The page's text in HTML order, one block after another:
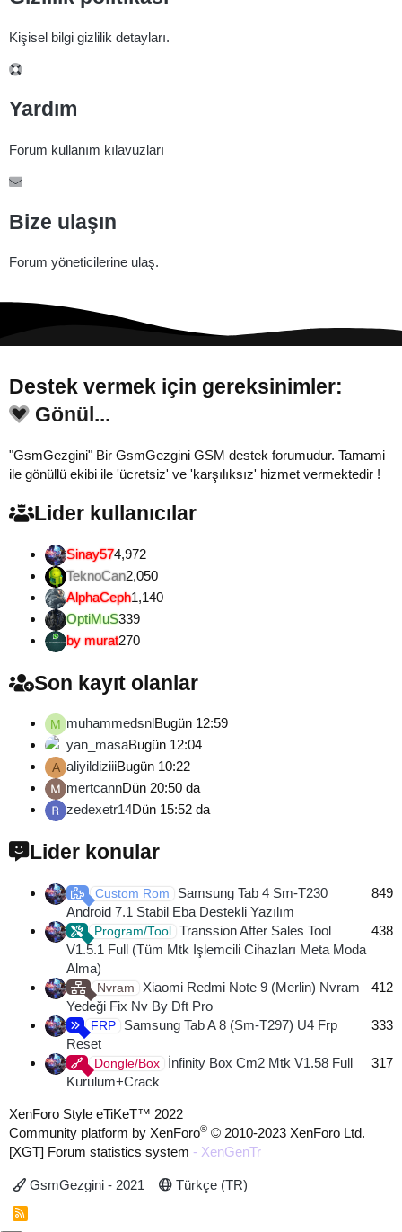
Kişisel bilgi gizlilik detayları.
Yardım
Forum kullanım kılavuzları
Bize ulaşın
Forum yöneticilerine ulaş.
Destek vermek için gereksinimler:
Gönül...
"GsmGezgini" Bir GsmGezgini GSM destek forumudur. Tamami
ile gönüllü ekibi ile 'ücretsiz' ve 'karşılıksız' hizmet vermektedir !
Lider kullanıcılar
Sinay574,972
TeknoCan2,050
AlphaCeph1,140
OptiMuS339
by murat270
Son kayıt olanlar
M muhammedsnl Bugün 12:59
yan_masaBugün 12:04
A aliyildiziiiBugün 10:22
mertcannDün 20:50 da
zedexetr14Dün 15:52 da
Lider konular
Custom Rom
Samsung Tab 4 Sm-T230
Android 7.1 Stabil Eba Destekli Yazılım
849
Program/Tool
Transsion After Sales Tool
V1.5.1 Full (Tüm Mtk Işlemcili Cihazları Meta Moda
Alma)
438
Nvram
Xiaomi Redmi Note 9 (Merlin) Nvram
Yedeği Fix Nv By Dft Pro
412
FRP
Samsung Tab A 8 (Sm-T297) U4 Frp
Reset
333
Dongle/Box
İnfinity Box Cm2 Mtk V1.58 Full
Kurulum+Crack
317
XenForo Style eTiKeT™ 2022
Community platform by XenForo® © 2010-2023 XenForo Ltd.
[XGT] Forum statistics system - XenGenTr
GsmGezgini - 2021 Türkçe (TR)
R